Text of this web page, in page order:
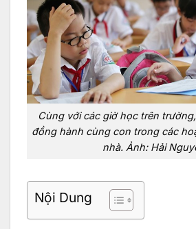
Cùng với các giờ học trên
đồng hành cùng con trong các
nhà. Ảnh: Hải
Nội Dung